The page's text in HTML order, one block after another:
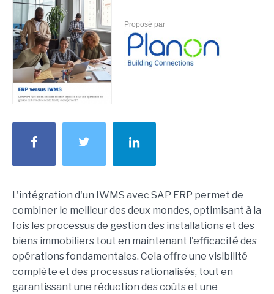
Proposé par
L'intégration d'un IWMS avec SAP ERP permet de
combiner le meilleur des deux mondes, optimisant à la
fois les processus de gestion des installations et des
biens immobiliers tout en maintenant l'efficacité des
opérations fondamentales. Cela offre une visibilité
complète et des processus rationalisés, tout en
garantissant une réduction des coûts et une